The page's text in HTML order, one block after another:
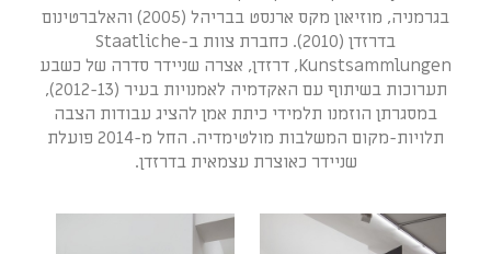
בגרמניה, מוזיאון מקס ארנסט בבריהל (2005) והאלברטינום
בדרזדן (2010). כחברת צוות ב-Staatliche
Kunstsammlungen, דרזדן, אצרה שניידר סדרה של כשבע
תערוכות בשיתוף עם האקדמיה לאמנויות בעיר (2012-13),
במסגרתן הוזמנו תלמידי כיתת אמן להציג עבודות הצבה
תלויות-מקום המשלבות מולטימדיה. החל מ-2014 פועלת
שניידר כאוצרת עצמאית בדרזדן.